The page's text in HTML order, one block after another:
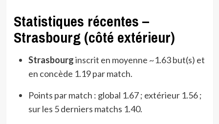
Statistiques récentes –
Strasbourg (côté extérieur)
Strasbourginscrit en moyenne ~1.63 but(s) et
en concède 1.19 par match.
Points par match : global 1.67 ; extérieur 1.56 ;
sur les 5 derniers matchs 1.40.